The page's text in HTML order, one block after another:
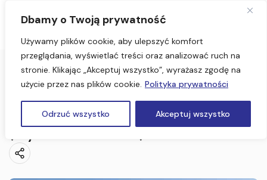
Dbamy o Twoją prywatność
Używamy plików cookie, aby ulepszyć komfort
przeglądania, wyświetlać treści oraz analizować ruch na
stronie. Klikając „Akceptuj wszystko”, wyrażasz zgodę na
użycie przez nas plików cookie. Polityka prywatności
Odrzuć wszystko Akceptuj wszystko
Strona Główna
Drezno, Saksonia Szwajcarska 2 dni (Wycieczka dla szkół)
Drezno, Saksonia Szwajcarska 2 dni